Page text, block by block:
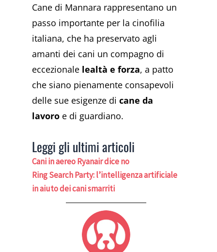
Cane di Mannara rappresentano un
passo importante per la cinofilia
italiana, che ha preservato agli
amanti dei cani un compagno di
eccezionale lealtà e forza, a patto
che siano pienamente consapevoli
delle sue esigenze dicane da
lavoro e di guardiano.
Leggi gli ultimi articoli
Cani in aereo Ryanair dice no
Ring Search Party: l’intelligenza artificiale
in aiuto dei cani smarriti